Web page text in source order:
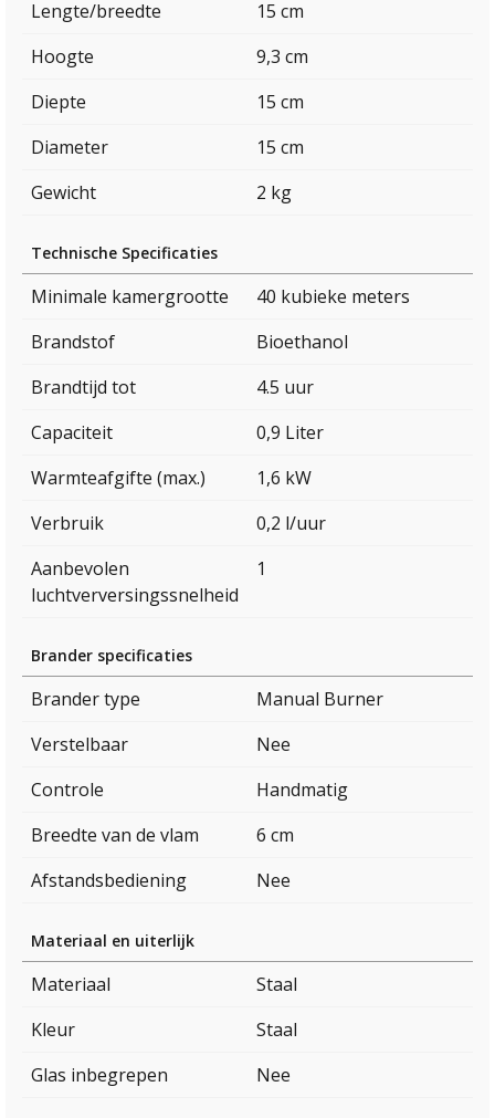
Lengte/breedte
15 cm
Hoogte
9,3 cm
Diepte
15 cm
Diameter
15 cm
Gewicht
2 kg
Technische Specificaties
Minimale kamergrootte
40 kubieke meters
Brandstof
Bioethanol
Brandtijd tot
4.5 uur
Capaciteit
0,9 Liter
Warmteafgifte (max.)
1,6 kW
Verbruik
0,2 l/uur
Aanbevolen
luchtverversingssnelheid
1
Brander specificaties
Brander type
Manual Burner
Verstelbaar
Nee
Controle
Handmatig
Breedte van de vlam
6 cm
Afstandsbediening
Nee
Materiaal en uiterlijk
Materiaal
Staal
Kleur
Staal
Glas inbegrepen
Nee